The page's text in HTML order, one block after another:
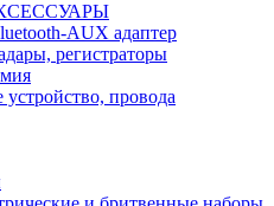
AUX адаптер
регистраторы
устройство, провода